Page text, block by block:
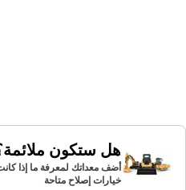
هل ستكون ملائمة؟
أضف معداتك لمعرفة ما إذا كانت
خيارات إصلاح متاحة